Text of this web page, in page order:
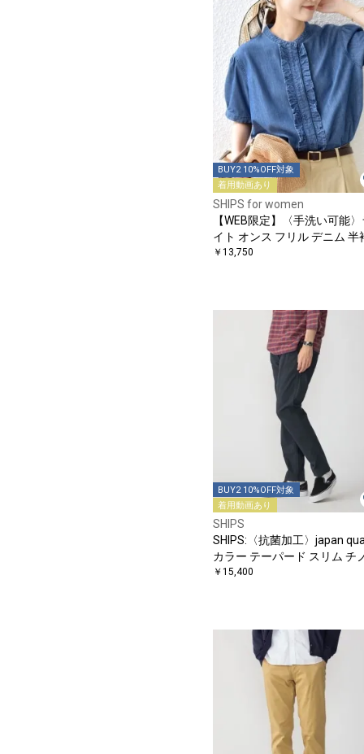
BUY2 10%OFF対象
着用動画あり
SHIPS for women
【WEB限定】〈手洗い可能
イト オンス フリル デニム 半
シャツ
￥13,750
BUY2 10%OFF対象
着用動画あり
SHIPS
SHIPS:〈抗菌加工〉japan
カラー テーパード スリム チ
ンツ
￥15,400